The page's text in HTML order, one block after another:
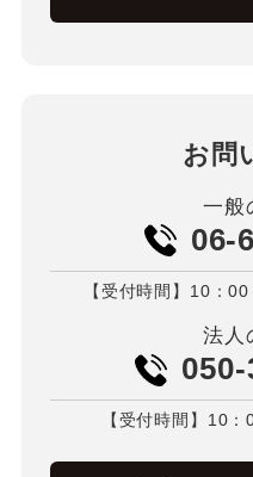
お問
一般
06-
【受付時間】10：
法人
【受付時間】10